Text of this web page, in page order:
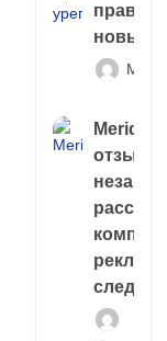
правда
новый
следа